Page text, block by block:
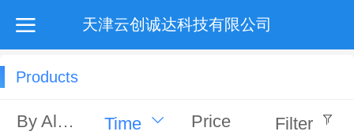
天津云创诚达科技有限公司
Products
By Alphabet Time Price Filter